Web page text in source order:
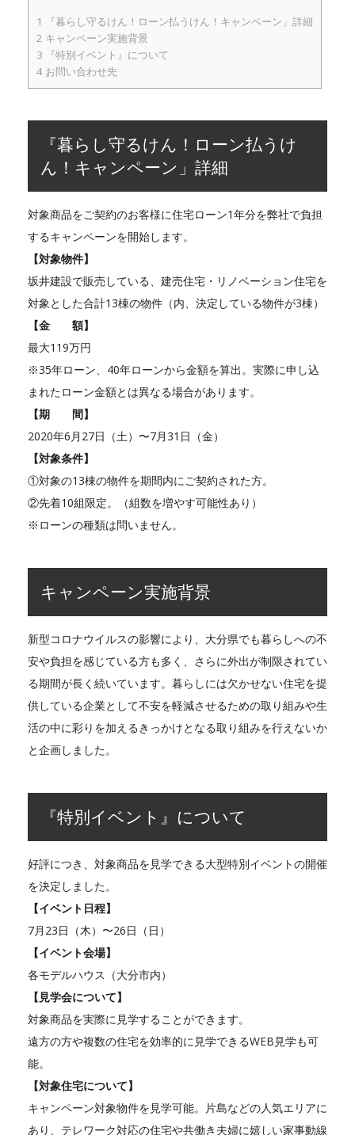
1
『暮らし守るけん！ローン払うけん！キャンペーン」詳細
2 キャンペーン実施背景
3 『特別イベント』について
4 お問い合わせ先
『暮らし守るけん！ローン払うけ
ん！キャンペーン」詳細
対象商品をご契約のお客様に住宅ローン1年分を弊社で負担
するキャンペーンを開始します。
【対象物件】
坂井建設で販売している、建売住宅・リノベーション住宅を
対象とした合計13棟の物件（内、決定している物件が3棟）
【金 額】
最大119万円
※35年ローン、40年ローンから金額を算出。実際に申し込
まれたローン金額とは異なる場合があります。
【期 間】
2020年6月27日（土）〜7月31日（金）
【対象条件】
①対象の13棟の物件を期間内にご契約された方。
②先着10組限定。（組数を増やす可能性あり）
※ローンの種類は問いません。
キャンペーン実施背景
新型コロナウイルスの影響により、大分県でも暮らしへの不
安や負担を感じている方も多く、さらに外出が制限されてい
る期間が長く続いています。暮らしには欠かせない住宅を提
供している企業として不安を軽減させるための取り組みや生
活の中に彩りを加えるきっかけとなる取り組みを行えないか
と企画しました。
『特別イベント』について
好評につき、対象商品を見学できる大型特別イベントの開催
を決定しました。
【イベント日程】
7月23日（木）〜26日（日）
【イベント会場】
各モデルハウス（大分市内）
【見学会について】
対象商品を実際に見学することができます。
遠方の方や複数の住宅を効率的に見学できるWEB見学も可
能。
【対象住宅について】
キャンペーン対象物件を見学可能。片島などの人気エリアに
あり、テレワーク対応の住宅や共働き夫婦に嬉しい家事動線